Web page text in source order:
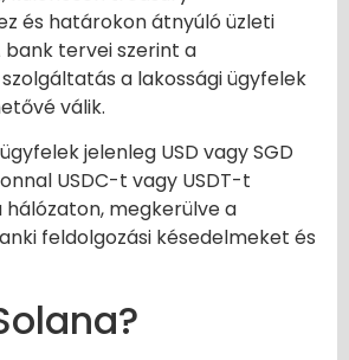
és határokon átnyúló üzleti
bank tervei szerint a
a lakossági ügyfelek
válik.
jelenleg USD vagy SGD
USDC-t vagy USDT-t
hálózaton, megkerülve a
feldolgozási késedelmeket és